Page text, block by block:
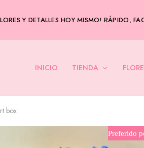
Y DETALLES HOY MISMO! RÁPIDO,
INICIO TIENDA
box
Preferido